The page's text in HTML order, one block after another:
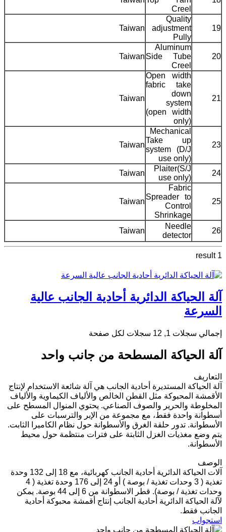
Creel
19
Quality
adjustment
Pully
Taiwan
20
Aluminum
Side Tube
Creel
Taiwan
21
Open width
fabric take
down
system
(open width
only)
Taiwan
23
Mechanical
Take up
system (D/J
use only)
Taiwan
24
Plaiter(S/J
use only)
Taiwan
25
Fabric
Spreader to
Control
Shrinkage
Taiwan
26
Needle
detector
Taiwan
1 result
آلة الحياكة الدائرية أحادية الجانب عالية
السرعة
إجمالي سجلات 1, 12 سجلات لكل صفحة
آلة الحياكة المسطحة من جانب واحد
التعاريف
آلة الحياكة المستديرة أحادية الجانب هي آلة شائعة الاستخدام لإنتاج
الأقمشة المحبوكة مثل القطن الخالص والألياف الكيماوية والألياف
المخلوطة والحرير والصوف الصناعي. يحتوي المنوال المسطح على
أسطوانة واحدة فقط، مع مجموعة من الإبر والترسبات على
الأسطوانة. تدور حلقة الغرق والأسطوانة حول نظام الكاميرا الثابت.
يتم وضع مغذيات الغزل الثابتة على فترات منتظمة حول محيط
الأسطوانة.
الوصف
آلات الحياكة الدائرية أحادية الجانب كهربائية، مع 18 إلى 132 وحدة
تغذية ( 3 وحدات تغذية / بوصة ) أو 24 إلى 176 وحدة تغذية ( 4
وحدات تغذية / بوصة). قطر الاسطوانة من 6 إلى 44 بوصة. يمكن
لآلة الحياكة الدائرية أحادية الجانب إنتاج أقمشة محبوكة أحادية
الجانب فقط.
استجواب